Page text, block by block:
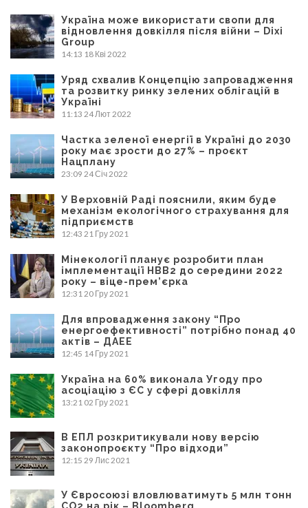
Україна може використати свопи для
відновлення довкілля після війни – Dixi
Group
14:13 18 Кві 2022
Уряд схвалив Концепцію запровадження
та розвитку ринку зелених облігацій в
Україні
11:13 24 Лют 2022
Частка зеленої енергії в Україні до 2030
року має зрости до 27% – проєкт
Нацплану
23:09 24 Січ 2022
У Верховній Раді пояснили, яким буде
механізм екологічного страхування для
підприємств
12:43 21 Гру 2021
Мінекології планує розробити план
імплементації НВВ2 до середини 2022
року – віце-прем’єрка
12:31 20 Гру 2021
Для впровадження закону “Про
енергоефективності” потрібно понад 40
актів – ДАЕЕ
12:45 14 Гру 2021
Україна на 60% виконала Угоду про
асоціацію з ЄС у сфері довкілля
13:21 02 Гру 2021
В ЕПЛ розкритикували нову версію
законопроєкту “Про відходи”
12:15 29 Лис 2021
У Євросоюзі вловлюватимуть 5 млн тонн
CO2 на рік – Bloomberg